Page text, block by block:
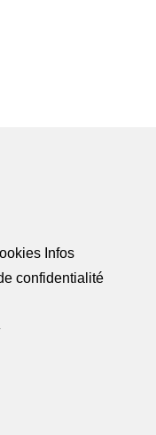
Infos
confidentialité